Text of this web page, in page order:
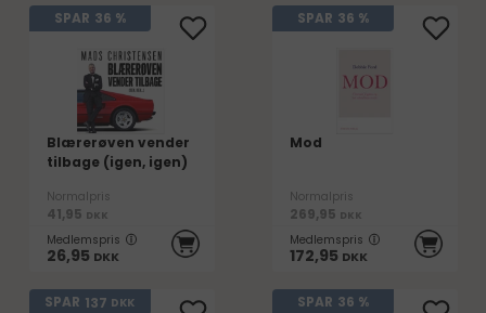
SPAR 36 %
Blærerøven vender
tilbage (igen, igen)
Normalpris
41,95 DKK
Medlemspris
26,95 DKK
SPAR 36 %
Mod
Normalpris
269,95 DKK
Medlemspris
172,95 DKK
SPAR 137 DKK SPAR 36 %